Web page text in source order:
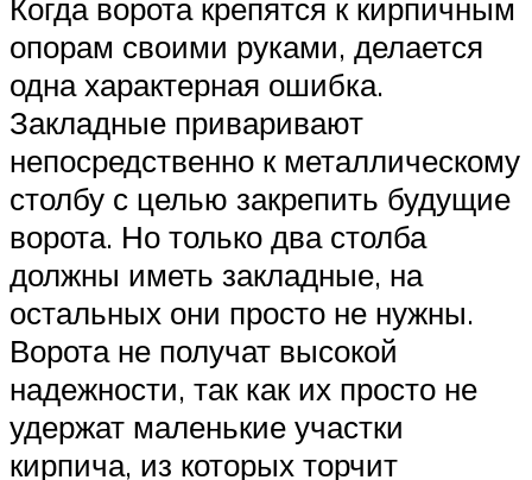
Когда ворота крепятся к кирпичным
опорам своими руками, делается
одна характерная ошибка.
Закладные приваривают
непосредственно к металлическому
столбу с целью закрепить будущие
ворота. Но только два столба
должны иметь закладные, на
остальных они просто не нужны.
Ворота не получат высокой
надежности, так как их просто не
удержат маленькие участки
кирпича, из которых торчит